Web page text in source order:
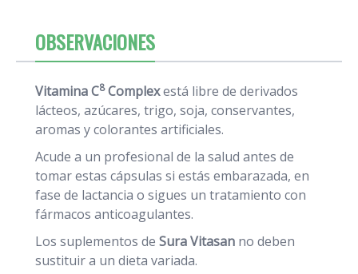
OBSERVACIONES
Vitamina C8Complexestá libre de derivados
lácteos, azúcares, trigo, soja, conservantes,
aromas y colorantes artificiales.
Acude a un profesional de la salud antes de
tomar estas cápsulas si estás embarazada, en
fase de lactancia o sigues un tratamiento con
fármacos anticoagulantes.
Los suplementos de Sura Vitasan no deben
sustituir a un dieta variada.